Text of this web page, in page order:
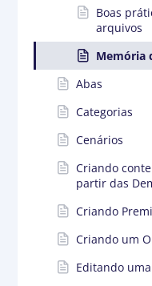
Boas
arquivos
Memória
Abas
Categorias
Cenários
Criando
partir das
Criando
Criando um
Editando